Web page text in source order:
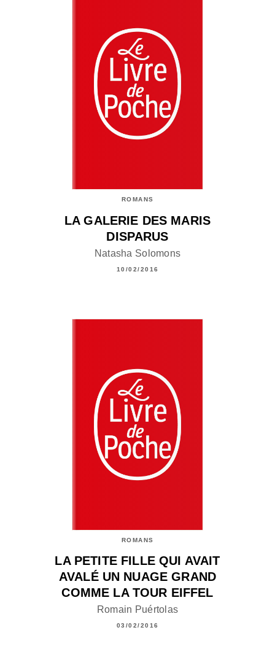
ROMANS
LA GALERIE DES MARIS
DISPARUS
Natasha Solomons
10/02/2016
ROMANS
LA PETITE FILLE QUI AVAIT
AVALÉ UN NUAGE GRAND
COMME LA TOUR EIFFEL
Romain Puértolas
03/02/2016